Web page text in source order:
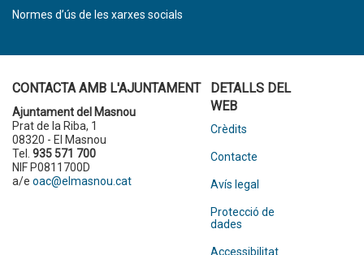
Normes d’ús de les xarxes socials
CONTACTA AMB L'AJUNTAMENT
Ajuntament del Masnou
Prat de la Riba, 1
08320 - El Masnou
Tel. 935 571 700
NIF P0811700D
a/e oac@elmasnou.cat
DETALLS DEL
WEB
Crèdits
Contacte
Avís legal
Protecció de
dades
Accessibilitat